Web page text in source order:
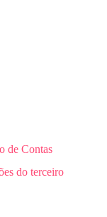
de Contas